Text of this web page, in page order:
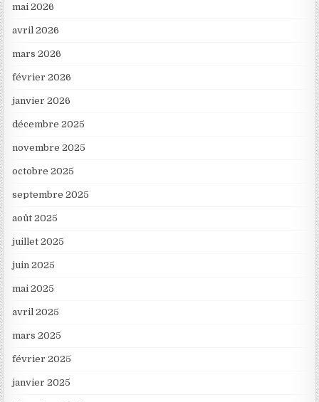
mai 2026
avril 2026
mars 2026
février 2026
janvier 2026
décembre 2025
novembre 2025
octobre 2025
septembre 2025
août 2025
juillet 2025
juin 2025
mai 2025
avril 2025
mars 2025
février 2025
janvier 2025